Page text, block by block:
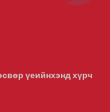
амь насаа алджээ
үеийнхэнд хүрч